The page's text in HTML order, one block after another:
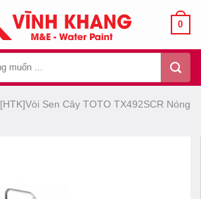
0
[HTK]Vòi Sen Cây TOTO TX492SCR Nóng